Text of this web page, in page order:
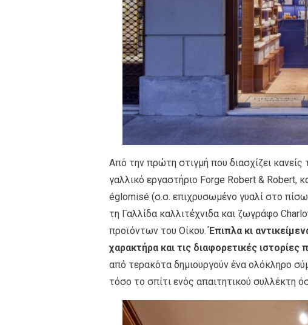
Από την πρώτη στιγμή που διασχίζει
γαλλικό εργαστήριο Forge Robert & Robert,
églomisé (σ.σ. επιχρυσωμένο γυαλί στο
τη Γαλλίδα καλλιτέχνιδα και ζωγράφο
προϊόντων του Οίκου.Έπιπλα κι
χαρακτήρα και τις διαφορετικές ιστορίες
από τερακότα δημιουργούν ένα ολόκληρο
τόσο το σπίτι ενός απαιτητικού συλλέκτη